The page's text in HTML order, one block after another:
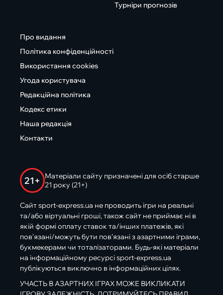
Турніри прогнозів
Про видання
Політика конфіденційності
Використання cookies
Угода користувача
Редакційна політика
Кодекс етики
Наша редакція
Контакти
21+
Матеріали сайту призначені для осіб старше
21 року (21+)
Сайт sport-express.ua не проводить ігри на реальні
та/або віртуальні гроші, також сайт не приймає ні в
якій формі оплату ставок та/інших платежів, які
пов’язані/можуть бути пов’язані з азартними іграми,
букмекерами чи тоталізаторами. Будь-які матеріали
на інформаційному ресурсі sport-express.ua
публікуються виключно в інформаційних цілях.
УЧАСТЬ В АЗАРТНИХ ІГРАХ МОЖЕ ВИКЛИКАТИ